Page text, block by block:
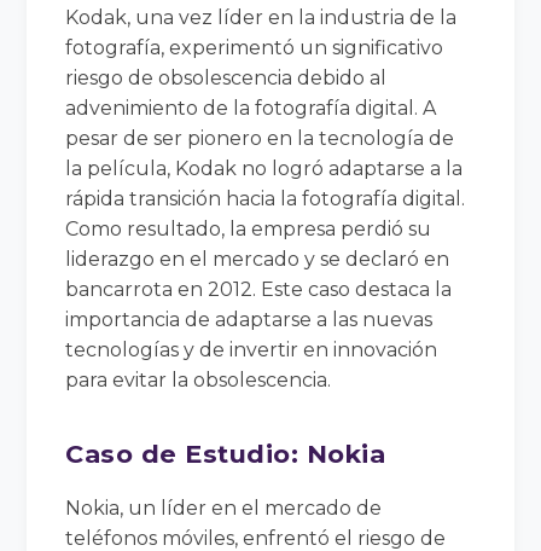
Kodak, una vez líder en la industria de la
fotografía, experimentó un significativo
riesgo de obsolescencia debido al
advenimiento de la fotografía digital. A
pesar de ser pionero en la tecnología de
la película, Kodak no logró adaptarse a la
rápida transición hacia la fotografía digital.
Como resultado, la empresa perdió su
liderazgo en el mercado y se declaró en
bancarrota en 2012. Este caso destaca la
importancia de adaptarse a las nuevas
tecnologías y de invertir en innovación
para evitar la obsolescencia.
Caso de Estudio: Nokia
Nokia, un líder en el mercado de
teléfonos móviles, enfrentó el riesgo de